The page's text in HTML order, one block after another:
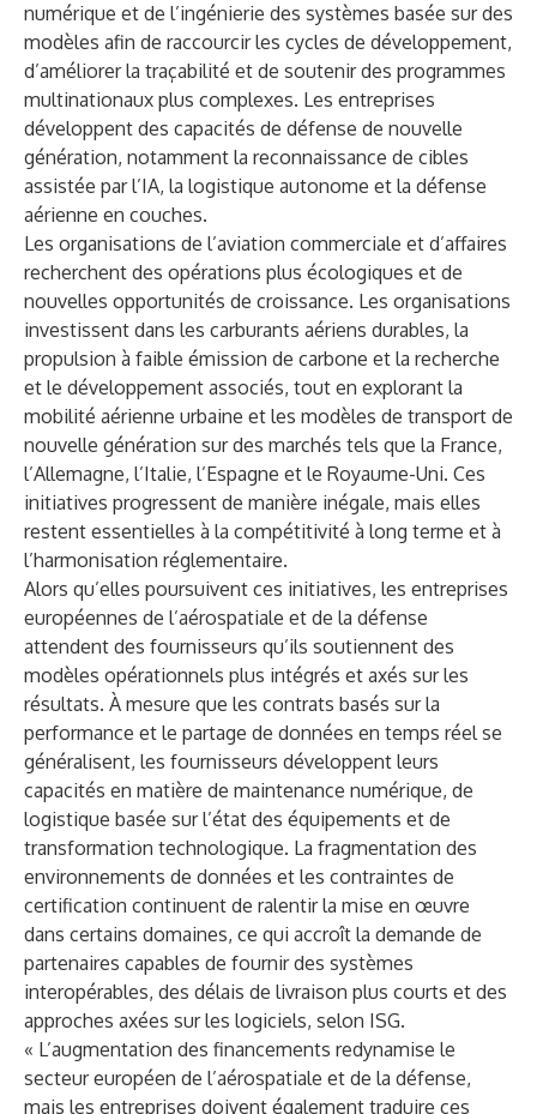
numérique et de l’ingénierie des systèmes basée sur des
modèles afin de raccourcir les cycles de développement,
d’améliorer la traçabilité et de soutenir des programmes
multinationaux plus complexes. Les entreprises
développent des capacités de défense de nouvelle
génération, notamment la reconnaissance de cibles
assistée par l’IA, la logistique autonome et la défense
aérienne en couches.
Les organisations de l’aviation commerciale et d’affaires
recherchent des opérations plus écologiques et de
nouvelles opportunités de croissance. Les organisations
investissent dans les carburants aériens durables, la
propulsion à faible émission de carbone et la recherche
et le développement associés, tout en explorant la
mobilité aérienne urbaine et les modèles de transport de
nouvelle génération sur des marchés tels que la France,
l’Allemagne, l’Italie, l’Espagne et le Royaume-Uni. Ces
initiatives progressent de manière inégale, mais elles
restent essentielles à la compétitivité à long terme et à
l’harmonisation réglementaire.
Alors qu’elles poursuivent ces initiatives, les entreprises
européennes de l’aérospatiale et de la défense
attendent des fournisseurs qu’ils soutiennent des
modèles opérationnels plus intégrés et axés sur les
résultats. À mesure que les contrats basés sur la
performance et le partage de données en temps réel se
généralisent, les fournisseurs développent leurs
capacités en matière de maintenance numérique, de
logistique basée sur l’état des équipements et de
transformation technologique. La fragmentation des
environnements de données et les contraintes de
certification continuent de ralentir la mise en œuvre
dans certains domaines, ce qui accroît la demande de
partenaires capables de fournir des systèmes
interopérables, des délais de livraison plus courts et des
approches axées sur les logiciels, selon ISG.
« L’augmentation des financements redynamise le
secteur européen de l’aérospatiale et de la défense,
mais les entreprises doivent également traduire ces